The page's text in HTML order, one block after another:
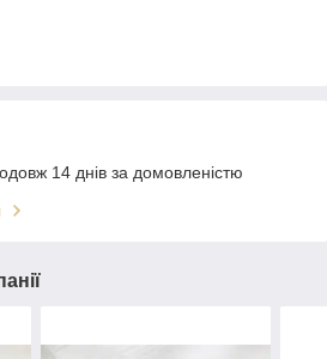
14 днів за домовленістю